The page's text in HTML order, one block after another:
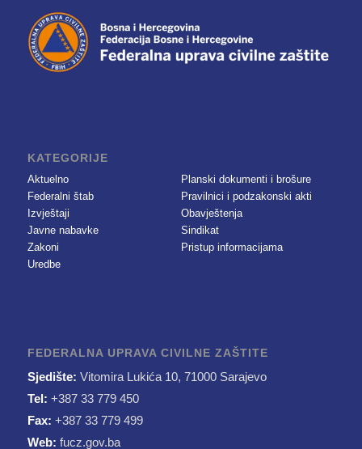
KATEGORIJE
Aktuelno
Federalni štab
Izvještaji
Javne nabavke
Zakoni
Uredbe
Planski dokumenti i brošure
Pravilnici i podzakonski akti
Obavještenja
Sindikat
Pristup informacijama
FEDERALNA UPRAVA CIVILNE ZAŠTITE
Sjedište: Vitomira Lukića 10, 71000 Sarajevo
Tel: +387 33 779 450
Fax: +387 33 779 499
Web: fucz.gov.ba